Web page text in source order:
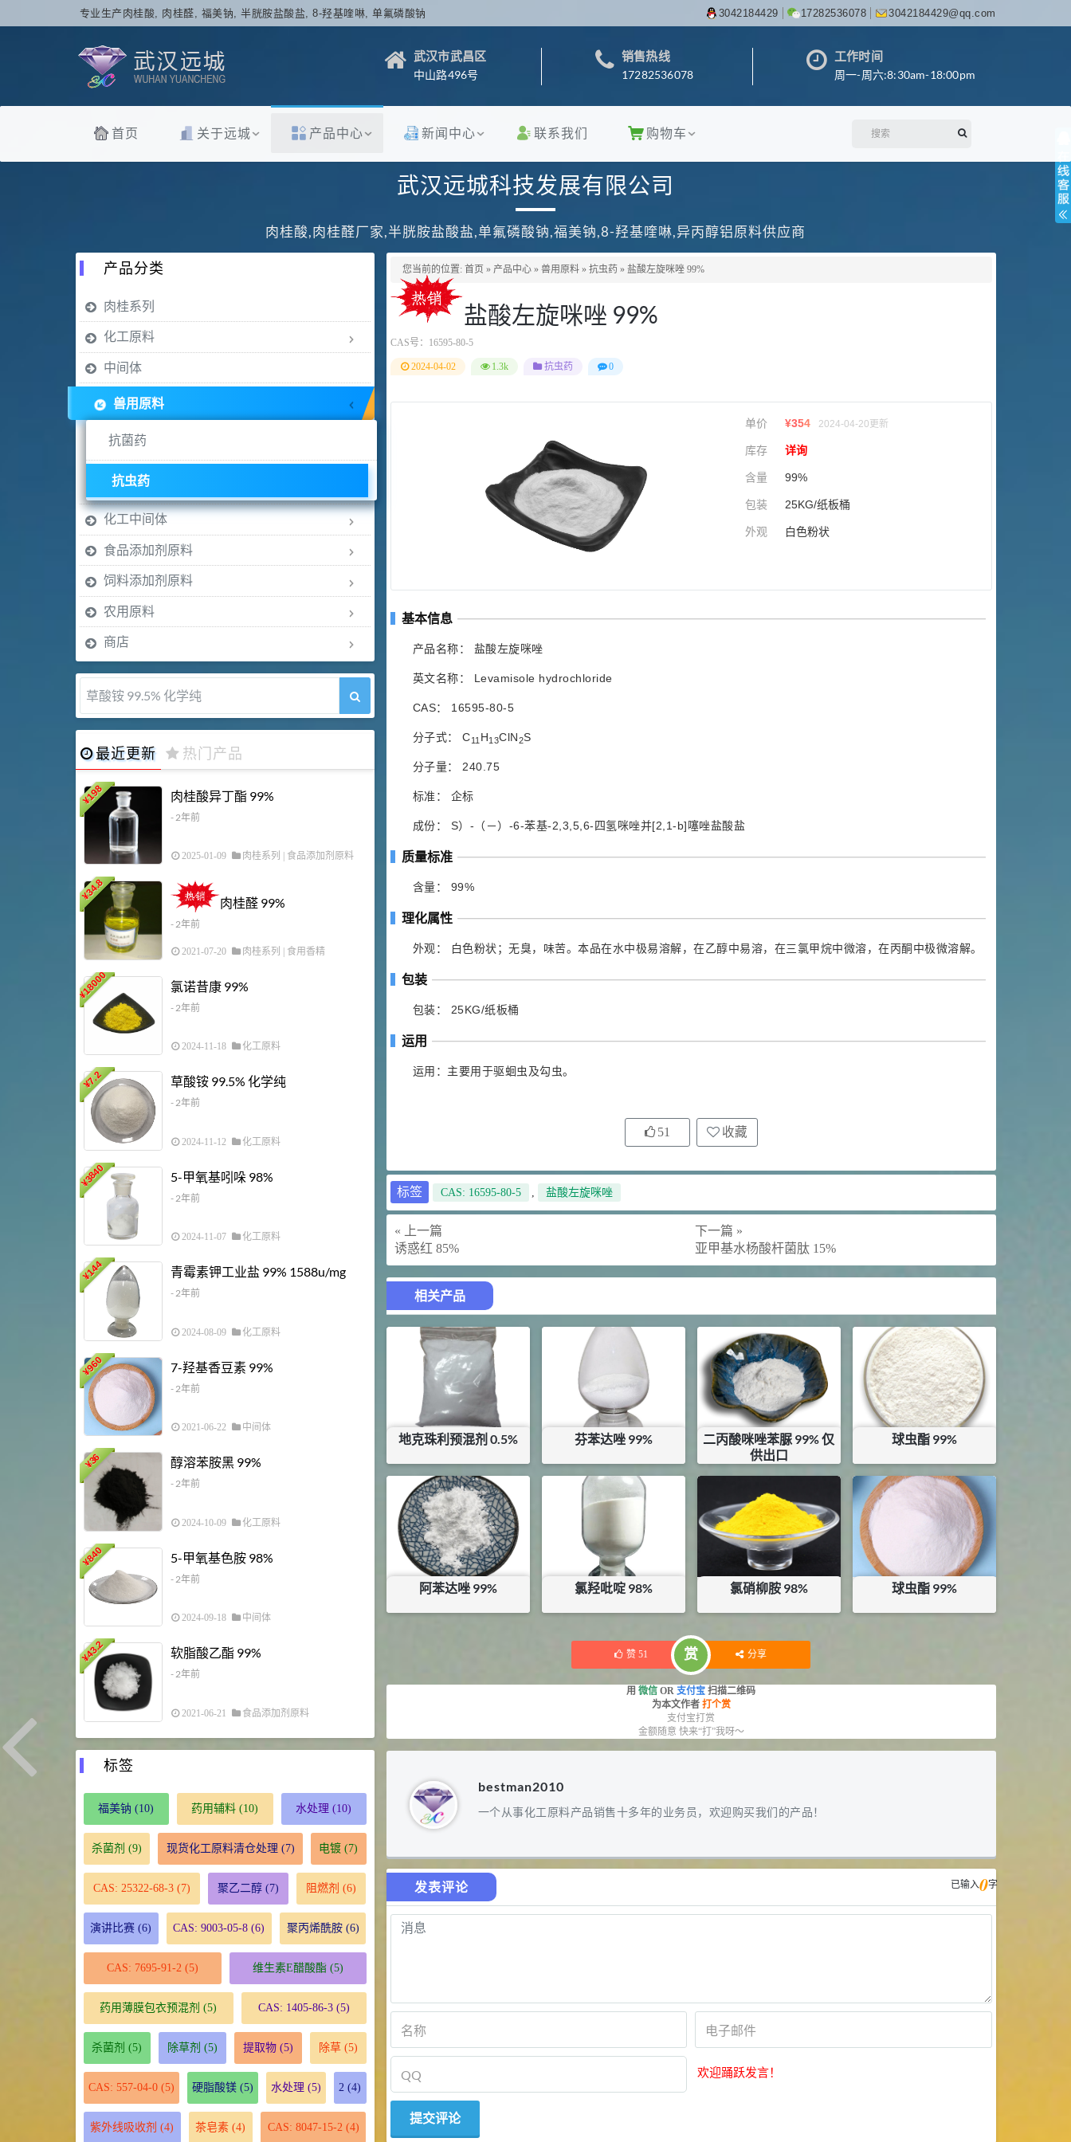
专业生产肉桂酸, 肉桂醛, 福美钠, 半胱胺盐酸盐, 8-羟基喹啉, 单氟磷酸钠 3042184429 17282536078 3042184429@qq.com
武汉市武昌区
中山路496号
销售热线
17282536078
工作时间
周一-周六:8:30am-18:00pm
首页 关于远城 产品中心 新闻中心 联系我们 购物车
武汉远城科技发展有限公司
肉桂酸,肉桂醛厂家,半胱胺盐酸盐,单氟磷酸钠,福美钠,8-羟基喹啉,异丙醇铝原料供应商
您当前的位置: 首页 » 产品中心 » 兽用原料 » 抗虫药 » 盐酸左旋咪唑 99%
盐酸左旋咪唑 99%
CAS号： 16595-80-5
2024-04-02 1.3k 抗虫药 0
单价 ¥354 2024-04-20更新
库存 详询
含量 99%
包装 25KG/纸板桶
外观 白色粉状
基本信息
产品名称： 盐酸左旋咪唑
英文名称： Levamisole hydrochloride
CAS： 16595-80-5
分子式： C11 H13ClN2S
分子量： 240.75
标准： 企标
成份： S）-（－）-6-苯基-2,3,5,6-四氢咪唑并[2,1-b]噻唑盐酸盐
质量标准
含量： 99%
理化属性
外观： 白色粉状；无臭，味苦。本品在水中极易溶解，在乙醇中易溶，在三氯甲烷中微溶，在丙酮中极微溶解。
包装
包装： 25KG/纸板桶
运用
运用：主要用于驱蛔虫及勾虫。
51 收藏
标签 CAS: 16595-80-5 , 盐酸左旋咪唑
« 上一篇
诱惑红 85%
下一篇 »
亚甲基水杨酸杆菌肽 15%
相关产品
地克珠利预混剂 0.5%
¥7
库存：24KG
芬苯达唑 99%
¥360
0 KG
二丙酸咪唑苯脲 99% 仅
供出口
¥600
库存：1
球虫酯 99%
¥212.5
库存： 0.99 KG
阿苯达唑 99% 氯羟吡啶 98%
库存：0KG
氯硝柳胺 98%
库存：2.3KG
球虫酯 99%
赞 51 赏 分享
用 微信 OR 支付宝 扫描二维码
为本文作者 打个赏
支付宝打赏
金额随意 快来“打”我呀～
bestman2010
一个从事化工原料产品销售十多年的业务员，欢迎购买我们的产品！
发表评论 已输入0字
欢迎踊跃发言！
产品分类
肉桂系列
化工原料
中间体
兽用原料
抗菌药
抗虫药
化工中间体
食品添加剂原料
饲料添加剂原料
农用原料
商店
5-甲氧基吲哚 98%
最近更新 热门产品
¥
198 肉桂酸异丁酯 99%
- 2年前
2025-01-09 肉桂系列 食品添加剂原料
¥
34.8
肉桂醛 99%
- 2年前
2021-07-20 肉桂系列 | 食用香精
¥
18000 氯诺昔康 99%
- 2年前
2024-11-18 化工原料
¥
7.2 草酸铵 99.5% 化学纯
- 2年前
2024-11-12 化工原料
¥
3840 5-甲氧基吲哚 98%
- 2年前
2024-11-07 化工原料
¥
144 青霉素钾工业盐 99% 1588u/mg
- 2年前
2024-08-09 化工原料
¥
960 7-羟基香豆素 99%
- 2年前
2021-06-22 中间体
¥
36 醇溶苯胺黑 99%
- 2年前
2024-10-09 化工原料
¥
840 5-甲氧基色胺 98%
- 2年前
2024-09-18 中间体
¥
43.2 软脂酸乙酯 99%
- 2年前
2021-06-21 食品添加剂原料
1
2021-05-25 饲料添加剂原料
2
2021-06-17 化工原料
145
浏览量 - 4.4w
4 N-羟甲基丙烯酰胺 98% NMA
92 5
对甲氧基苯甲醛（茴香醛）
99.5%
浏览量 - 1.89w
69.6
98.5%
浏览量 - 1.72w
2021-05-30 化工原料
7 抗氧剂BHT 99.5%
浏览量 - 1.64w
2021-05-25 食品添加剂原料
11.25 8 D-异抗坏血酸钠 98%
浏览量 - 1.55w
2021-05-25
9 硬脂富马酸钠 99%
浏览量 - 1.54w
标签
福美钠 (10) 药用辅料 (10) 水处理 (10)
杀菌剂 (9) 现货化工原料清仓处理 (7) 电镀 (7)
CAS: 25322-68-3(7) 聚乙二醇(7) 阻燃剂 (6)
演讲比赛 (6) CAS: 9003-05-8 (6) 聚丙烯酰胺(6)
CAS: 7695-91-2 (5) 维生素E醋酸酯(5)
药用薄膜包衣预混剂 (5) CAS: 1405-86-3(5)
杀菌剂 (5) 除草剂 (5) 提取物(5) 除草(5)
CAS: 557-04-0(5) 硬脂酸镁(5) 水处理 (5) 2 (4)
紫外线吸收剂 (4) 茶皂素 (4) CAS: 8047-15-2 (4)